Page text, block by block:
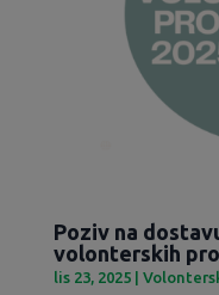
Poziv na
volonterskih
lis 23, 2025|